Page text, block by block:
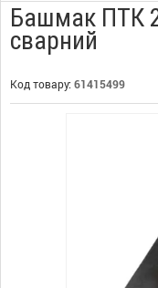
Башмак ПТК
сварний
Код товару: 61415499